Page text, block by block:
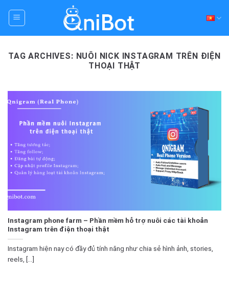
TAG ARCHIVES: NUÔI NICK INSTAGRAM TRÊN ĐIỆN
THOẠI THẬT
Instagram phone farm – Phần mềm hỗ trợ nuôi các tài khoản
Instagram trên điện thoại thật
Instagram hiện nay có đầy đủ tính năng như chia sẻ hình ảnh, stories,
reels, [...]